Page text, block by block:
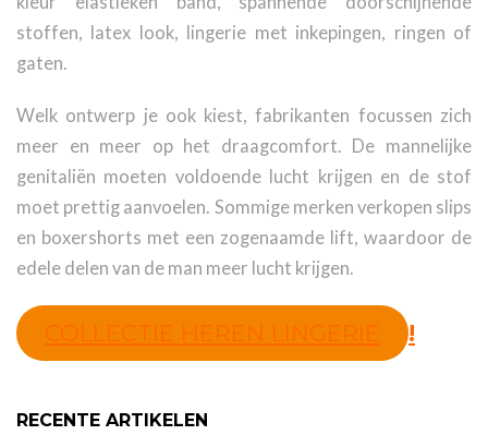
stoffen, latex look, lingerie met inkepingen, ringen of
gaten.
Welk ontwerp je ook kiest, fabrikanten focussen zich
meer en meer op het draagcomfort. De mannelijke
genitaliën moeten voldoende lucht krijgen en de stof
moet prettig aanvoelen. Sommige merken verkopen slips
en boxershorts met een zogenaamde lift, waardoor de
edele delen van de man meer lucht krijgen.
COLLECTIE HEREN LINGERIE !
RECENTE ARTIKELEN